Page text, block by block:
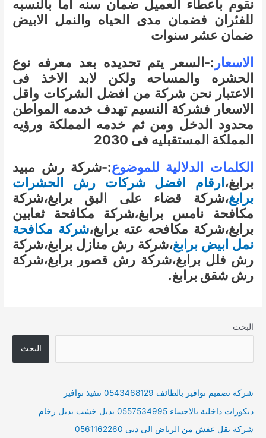
نقوم باعطاء العميل ضمان سنه اما بالنسبه
للفئران فضمان مدى الحياه والنمل الابيض
ضمان عشر سنوات
الاسعار :-السعر يتم تحديده بعد معرفه نوع
الحشره والمساحه ولكن لابد الاخذ فى
الاعتبار نحن شركة من افضل الشركات واقل
الاسعار فشركة النسيم تهدف خدمه المواطن
محدود الدخل ومن ثم خدمه المملكة ورؤيه
المملكة المستقبليه فى 2030
الكلمات الدلالية للموضوع:-شركة رش مبيد
برابغ،ارقام افضل شركات رش الحشرات
برابغ،شركة قضاء على البق برابغ،شركة
مكافحة نامس برابغ،شركة مكافحة ثعابين
برابغ،شركة مكافحه عته برابغ،شركة مكافحة
نمل ابيض برابغ،شركة رش منازل برابغ،شركة
رش فلل برابغ،شركة رش قصور برابغ،شركة
رش شقق برابغ.
البحث
البحث
شركة تصميم نوافير بالطائف 0543468129 تنفيذ نوافير
ديكورات داخلية بالاحساء 0557534995 بديل خشب بديل رخام
شركة نقل عفش من الرياض الى دبى 0561162260